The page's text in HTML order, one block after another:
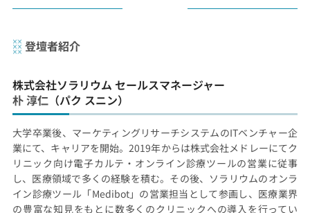
登壇者紹介
株式会社ソラリウム セールスマネージャー
朴 淳仁 （パク スニン）
大学卒業後、マーケティングリサーチシステムのITベンチャー企
業にて、キャリアを開始。2019年からは株式会社メドレーにてク
リニック向け電子カルテ・オンライン診療ツールの営業に従事
し、医療領域で多くの経験を積む。その後、ソラリウムのオンラ
イン診療ツール「Medibot」の営業担当として参画し、医療業界
の豊富な知見をもとに数多くのクリニックへの導入を行ってい